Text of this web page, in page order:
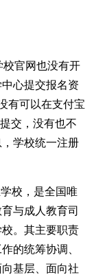
官网也没有开
心提交报名资
有可以在支付宝
交，没有也不
学校统一注册
校，是全国唯
与成人教育司
。其主要职责
的统筹协调、
基层、面向社